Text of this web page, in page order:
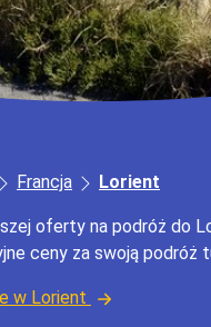
Francja Lorient
oferty na podróż do
ceny za swoją podróż
w Lorient